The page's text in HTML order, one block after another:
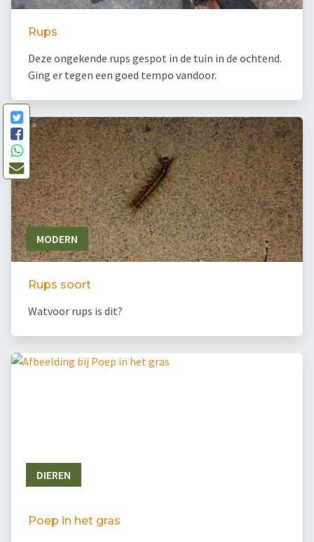
Rups
Deze ongekende rups gespot in de tuin in de ochtend.
Ging er tegen een goed tempo vandoor.
MODERN
Rups soort
Watvoor rups is dit?
DIEREN
Poep in het gras